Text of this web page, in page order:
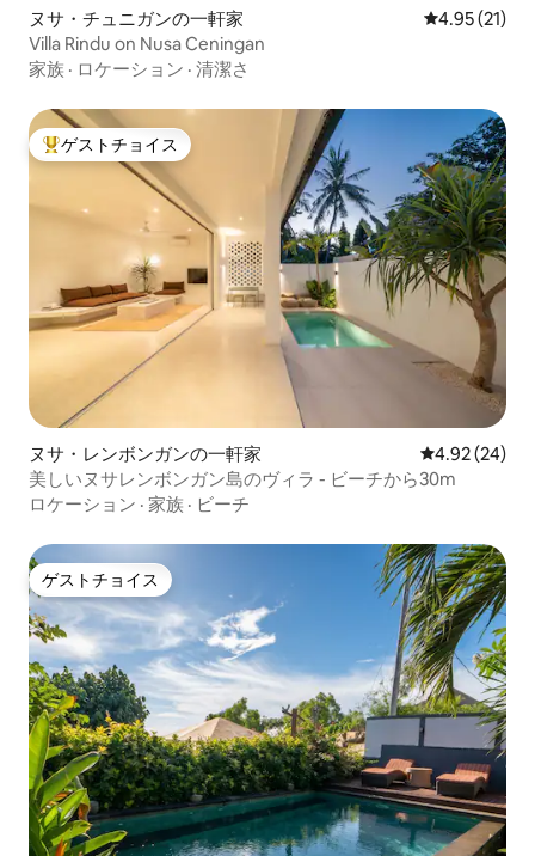
ヌサ・チュニガンの一軒家 レビュー21
4.95 (21)
Villa Rindu on Nusa Ceningan
家族 · ロケーション · 清潔さ
大好評のゲストチョイスです。
ゲストチョイス
ヌサ・レンボンガンの一軒家 レビュー24
4.92 (24)
美しいヌサレンボンガン島のヴィラ - ビーチから30m
ロケーション · 家族 · ビーチ
ゲストチョイス
ゲストチョイス